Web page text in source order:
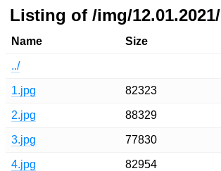
Listing of /img/12.01.2021/
Name Size
../
1.jpg 82323
2.jpg 88329
3.jpg 77830
4.jpg 82954